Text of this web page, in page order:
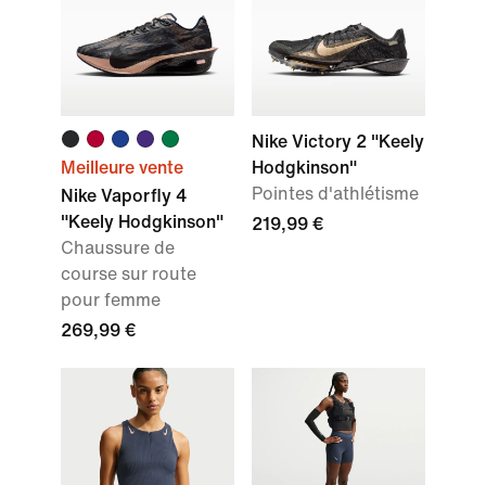
Meilleure vente
Nike Vaporfly 4
"Keely Hodgkinson"
Chaussure de
course sur route
pour femme
269,99 €
Nike Victory 2 "Keely
Hodgkinson"
Pointes d'athlétisme
219,99 €